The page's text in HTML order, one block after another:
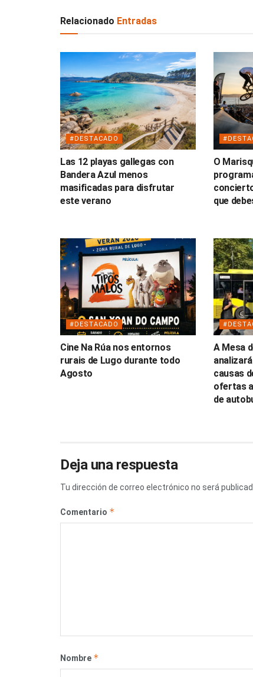
Relacionado Entradas
#DESTACADO
Las 12 playas gallegas con
Bandera Azul menos
masificadas para disfrutar
este verano
O
que
#DESTACADO
Cine Na Rúa nos entornos
rurais de Lugo durante todo
Agosto
A Mesa
causas
ofertas
de
Deja una respuesta
Tu dirección de correo electrónico no será
Comentario *
Nombre *